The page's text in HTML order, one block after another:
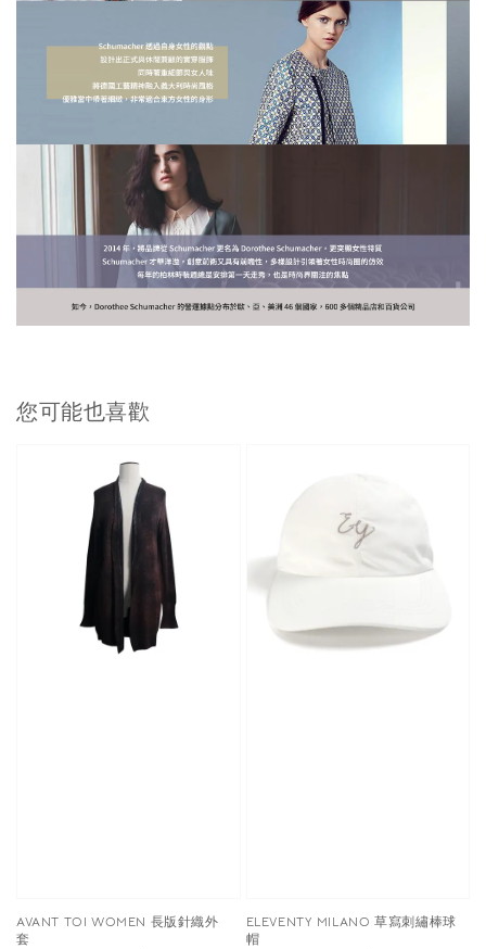
您可能也喜歡
AVANT TOI WOMEN 長版針織外
套
ELEVENTY MILANO 草寫刺繡棒球
帽